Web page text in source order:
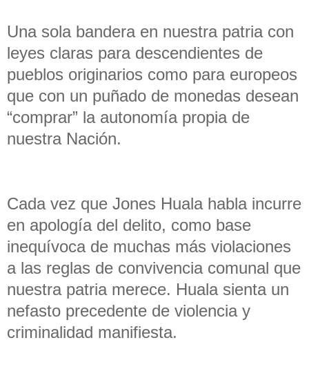
Una sola bandera en nuestra patria con
leyes claras para descendientes de
pueblos originarios como para europeos
que con un puñado de monedas desean
“comprar” la autonomía propia de
nuestra Nación.
Cada vez que Jones Huala habla incurre
en apología del delito, como base
inequívoca de muchas más violaciones
a las reglas de convivencia comunal que
nuestra patria merece. Huala sienta un
nefasto precedente de violencia y
criminalidad manifiesta.